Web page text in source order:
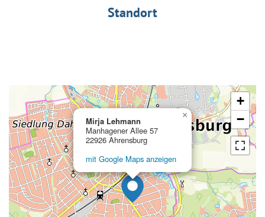
Standort
Mirja Lehmann
Manhagener Allee 57
22926 Ahrensburg
mit Google Maps anzeigen
×
+
−